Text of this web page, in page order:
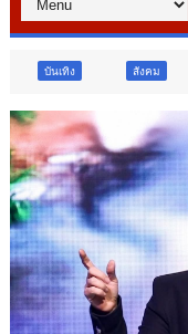
การศึกษา